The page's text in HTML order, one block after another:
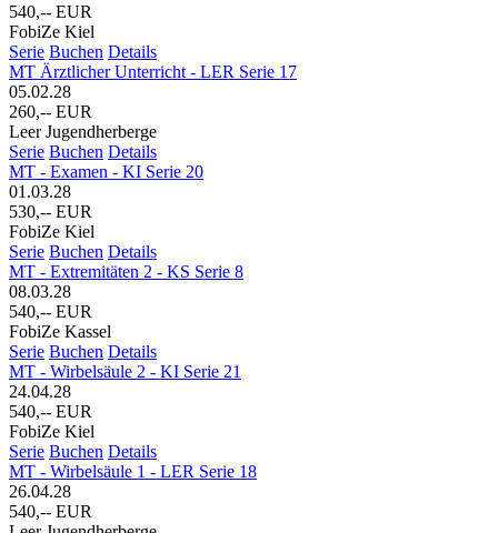
540,-- EUR
FobiZe Kiel
Serie Buchen Details
MT Ärztlicher Unterricht - LER Serie 17
05.02.28
260,-- EUR
Leer Jugendherberge
Serie Buchen Details
MT - Examen - KI Serie 20
01.03.28
530,-- EUR
FobiZe Kiel
Serie Buchen Details
MT - Extremitäten 2 - KS Serie 8
08.03.28
540,-- EUR
FobiZe Kassel
Serie Buchen Details
MT - Wirbelsäule 2 - KI Serie 21
24.04.28
540,-- EUR
FobiZe Kiel
Serie Buchen Details
MT - Wirbelsäule 1 - LER Serie 18
26.04.28
540,-- EUR